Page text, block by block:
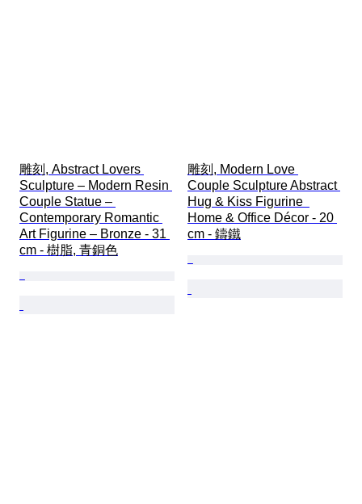
雕刻, Abstract Lovers
Sculpture – Modern Resin
Couple Statue –
Contemporary Romantic
Art Figurine – Bronze - 31
cm - 樹脂, 青銅色
雕刻, Modern Love
Couple Sculpture Abstract
Hug & Kiss Figurine
Home & Office Décor - 20
cm - 鑄鐵